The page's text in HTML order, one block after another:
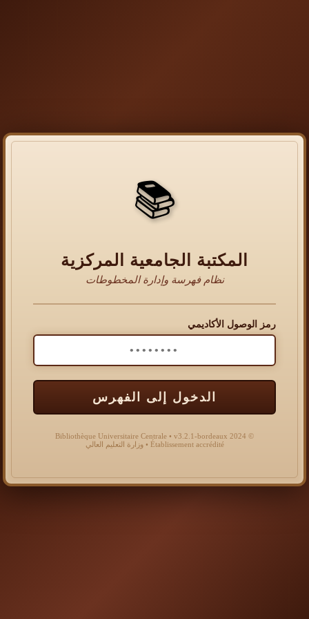
📚
المكتبة الجامعية المركزية
نظام فهرسة وإدارة المخطوطات
رمز الوصول الأكاديمي
الدخول إلى الفهرس
© 2024 Bibliothèque Universitaire Centrale • v3.2.1-bordeaux
Établissement accrédité • وزارة التعليم العالي